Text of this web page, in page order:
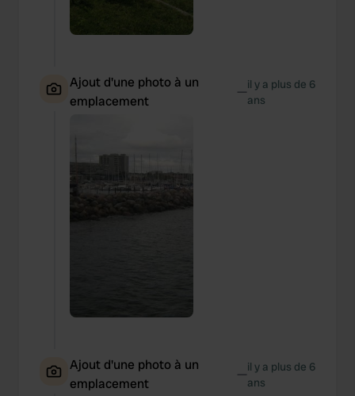
Ajout d'une photo à un
emplacement
—il y a plus de 6
ans
Ajout d'une photo à un
emplacement
—il y a plus de 6
ans